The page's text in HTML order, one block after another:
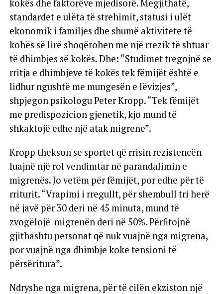
kokës dhe faktorëve mjedisorë. Megjithatë,
standardet e ulëta të strehimit, statusi i ulët
ekonomik i familjes dhe shumë aktivitete të
kohës së lirë shoqërohen me një rrezik të shtuar
të dhimbjes së kokës. Dhe: “Studimet tregojnë se
rritja e dhimbjeve të kokës tek fëmijët është e
lidhur ngushtë me mungesën e lëvizjes”,
shpjegon psikologu Peter Kropp. “Tek fëmijët
me predispozicion gjenetik, kjo mund të
shkaktojë edhe një atak migrene”.
Kropp thekson se sportet që rrisin rezistencën
luajnë një rol vendimtar në parandalimin e
migrenës. Jo vetëm për fëmijët, por edhe për të
rriturit. “Vrapimi i rregullt, për shembull tri herë
në javë për 30 deri në 45 minuta, mund të
zvogëlojë migrenën deri në 50%. Përfitojnë
gjithashtu personat që nuk vuajnë nga migrena,
por vuajnë nga dhimbje koke tensioni të
përsëritura”.
Ndryshe nga migrena, për të cilën ekziston një